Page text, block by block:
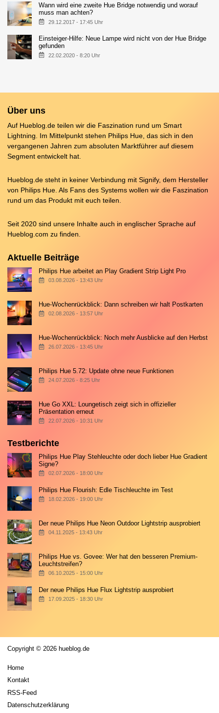
Wann wird eine zweite Hue Bridge notwendig und worauf
muss man achten?
29.12.2017 - 17:45 Uhr
Einsteiger-Hilfe: Neue Lampe wird nicht von der Hue Bridge
gefunden
22.02.2020 - 8:20 Uhr
Über uns
Auf Hueblog.de teilen wir die Faszination rund um Smart
Lightning. Im Mittelpunkt stehen Philips Hue, das sich in den
vergangenen Jahren zum absoluten Marktführer auf diesem
Segment entwickelt hat.
Hueblog.de steht in keiner Verbindung mit Signify, dem Hersteller
von Philips Hue. Als Fans des Systems wollen wir die Faszination
rund um das Produkt mit euch teilen.
Seit 2020 sind unsere Inhalte auch in englischer Sprache auf
Hueblog.com zu finden.
Aktuelle Beiträge
Philips Hue arbeitet an Play Gradient Strip Light Pro
03.08.2026 - 13:43 Uhr
Hue-Wochenrückblick: Dann schreiben wir halt Postkarten
02.08.2026 - 13:57 Uhr
Hue-Wochenrückblick: Noch mehr Ausblicke auf den Herbst
26.07.2026 - 13:45 Uhr
Philips Hue 5.72: Update ohne neue Funktionen
24.07.2026 - 8:25 Uhr
Hue Go XXL: Loungetisch zeigt sich in offizieller
Präsentation erneut
22.07.2026 - 10:31 Uhr
Testberichte
Philips Hue Play Stehleuchte oder doch lieber Hue Gradient
Signe?
02.07.2026 - 18:00 Uhr
Philips Hue Flourish: Edle Tischleuchte im Test
18.02.2026 - 19:00 Uhr
Der neue Philips Hue Neon Outdoor Lightstrip ausprobiert
04.11.2025 - 13:43 Uhr
Philips Hue vs. Govee: Wer hat den besseren Premium-
Leuchtstreifen?
06.10.2025 - 15:00 Uhr
Der neue Philips Hue Flux Lightstrip ausprobiert
17.09.2025 - 18:30 Uhr
Copyright © 2026 hueblog.de
Home
Kontakt
RSS-Feed
Datenschutzerklärung